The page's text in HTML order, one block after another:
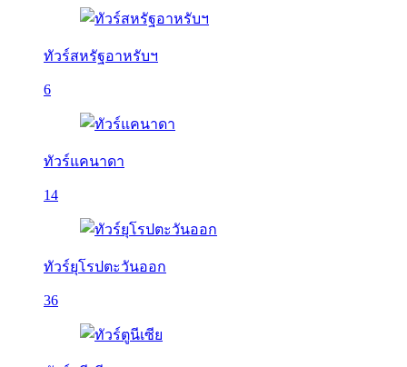
ทัวร์สหรัฐอาหรับฯ
6
ทัวร์แคนาดา
14
ทัวร์ยุโรปตะวันออก
36